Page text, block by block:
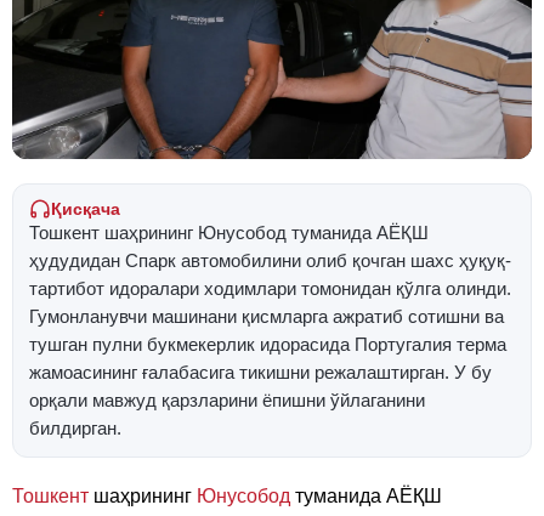
Қисқача
Тошкент шаҳрининг Юнусобод туманида АЁҚШ
ҳудудидан Спарк автомобилини олиб қочган шахс ҳуқуқ-
тартибот идоралари ходимлари томонидан қўлга олинди.
Гумонланувчи машинани қисмларга ажратиб сотишни ва
тушган пулни букмекерлик идорасида Португалия терма
жамоасининг ғалабасига тикишни режалаштирган. У бу
орқали мавжуд қарзларини ёпишни ўйлаганини
билдирган.
Тошкент шаҳрининг Юнусобод туманида АЁҚШ